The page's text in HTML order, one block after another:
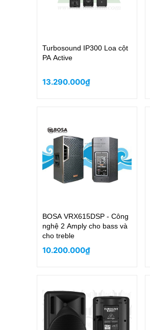
Turbosound IP300 Loa cột
PA Active
13.290.000₫
BOSA VRX615DSP - Công
nghệ 2 Amply cho bass và
cho treble
10.200.000₫